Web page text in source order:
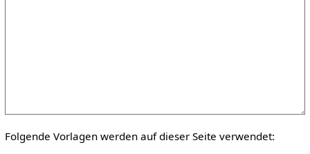
Folgende Vorlagen werden auf dieser Seite verwendet: